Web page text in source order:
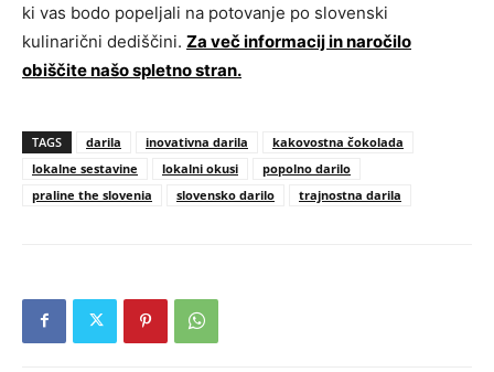
ki vas bodo popeljali na potovanje po slovenski
kulinarični dediščini. Za več informacij in naročilo
obiščite našo spletno stran.
TAGS darila inovativna darila
kakovostna čokolada
lokalne sestavine
lokalni okusi
popolno darilo
praline the slovenia
slovensko darilo trajnostna darila